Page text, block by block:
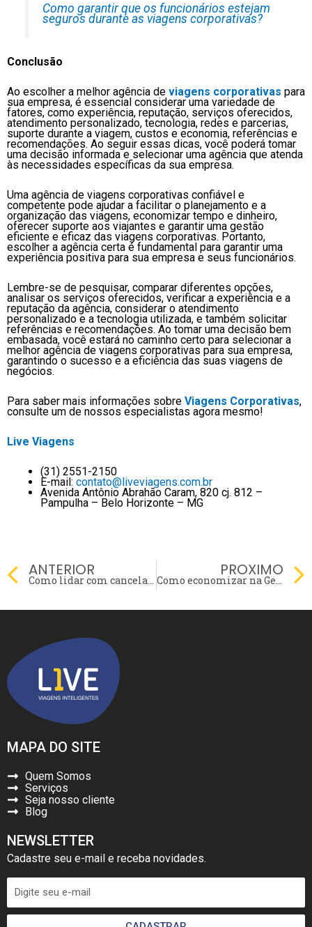
Como garantir que os funcionários estejam
seguros durante as viagens corporativas?
Conclusão
Ao escolher a melhor agência de viagens corporativas para
sua empresa, é essencial considerar uma variedade de
fatores, como experiência, reputação, serviços oferecidos,
atendimento personalizado, tecnologia, redes e parcerias,
suporte durante a viagem, custos e economia, referências e
recomendações. Ao seguir essas dicas, você poderá tomar
uma decisão informada e selecionar uma agência que atenda
às necessidades específicas da sua empresa.
Uma agência de viagens corporativas confiável e
competente pode ajudar a facilitar o planejamento e a
organização das viagens, economizar tempo e dinheiro,
oferecer suporte aos viajantes e garantir uma gestão
eficiente e eficaz das viagens corporativas. Portanto,
escolher a agência certa é fundamental para garantir uma
experiência positiva para sua empresa e seus funcionários.
Lembre-se de pesquisar, comparar diferentes opções,
analisar os serviços oferecidos, verificar a experiência e a
reputação da agência, considerar o atendimento
personalizado e a tecnologia utilizada, e também solicitar
referências e recomendações. Ao tomar uma decisão bem
embasada, você estará no caminho certo para selecionar a
melhor agência de viagens corporativas para sua empresa,
garantindo o sucesso e a eficiência das suas viagens de
negócios.
Para saber mais informações sobre Viagens Corporativas,
consulte um de nossos especialistas agora mesmo!
Live Viagens
(31) 2551-2150
E-mail: contato@liveviagens.com.br
Avenida Antônio Abrahão Caram, 820 cj. 812 –
Pampulha – Belo Horizonte – MG
Prev
ANTERIOR
Como lidar com cancelamentos e imprevistos durante as viagens corporativas?
PROXIMO
Como economizar na Gestão de Viagem Corporativa?
MAPA DO SITE
Quem Somos
Serviços
Seja nosso cliente
Blog
NEWSLETTER
Cadastre seu e-mail e receba novidades.